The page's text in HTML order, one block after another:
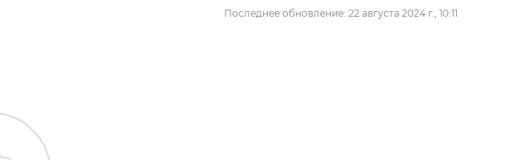
Последнее обновление: 22 августа 2024 г., 10:11